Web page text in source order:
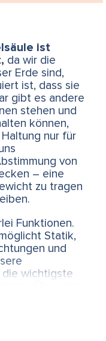
ist
da wir die
Erde sind,
ist, dass sie
gibt es andere
stehen und
können,
nur für
von
– eine
zu tragen
Funktionen.
Statik,
und
die wichtigste
Über das
an das